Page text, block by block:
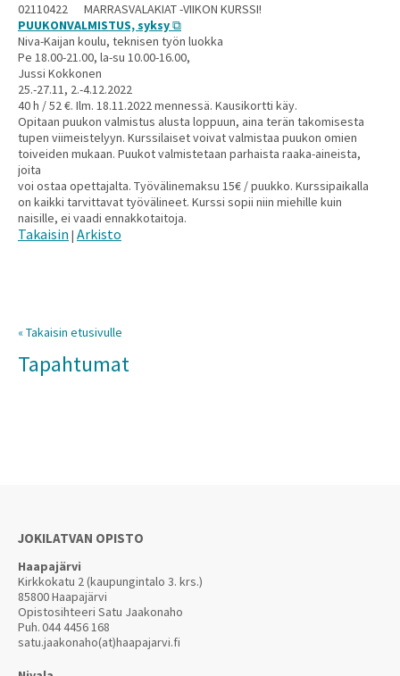
02110422 MARRASVALAKIAT -VIIKON KURSSI!
PUUKONVALMISTUS, syksy
Niva-Kaijan koulu, teknisen työn luokka
Pe 18.00-21.00, la-su 10.00-16.00,
Jussi Kokkonen
25.-27.11, 2.-4.12.2022
40 h / 52 €. Ilm. 18.11.2022 mennessä. Kausikortti käy.
Opitaan puukon valmistus alusta loppuun, aina terän takomisesta
tupen viimeistelyyn. Kurssilaiset voivat valmistaa puukon omien
toiveiden mukaan. Puukot valmistetaan parhaista raaka-aineista,
joita
voi ostaa opettajalta. Työvälinemaksu 15€ / puukko. Kurssipaikalla
on kaikki tarvittavat työvälineet. Kurssi sopii niin miehille kuin
naisille, ei vaadi ennakkotaitoja.
Takaisin | Arkisto
« Takaisin etusivulle
Tapahtumat
JOKILATVAN OPISTO
Haapajärvi
Kirkkokatu 2 (kaupungintalo 3. krs.)
85800 Haapajärvi
Opistosihteeri Satu Jaakonaho
Puh.044 4456 168
satu.jaakonaho(at)haapajarvi.fi